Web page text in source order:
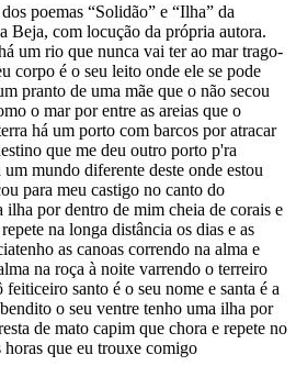
poemas “Solidão” e “Ilha” da
Beja, com locução da própria autora.
um rio que nunca vai ter ao mar trago-
corpo é o seu leito onde ele se pode
pranto de uma mãe que o não secou
o mar por entre as areias que o
há um porto com barcos por atracar
que me deu outro porto p'ra
mundo diferente deste onde estou
para meu castigo no canto do
ilha por dentro de mim cheia de corais e
na longa distância os dias e as
as canoas correndo na alma e
na roça à noite varrendo o terreiro
santo é o seu nome e santa é a
o seu ventre tenho uma ilha por
de mato capim que chora e repete no
que eu trouxe comigo